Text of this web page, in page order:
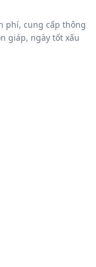
phí, cung cấp thông
giáp, ngày tốt xấu